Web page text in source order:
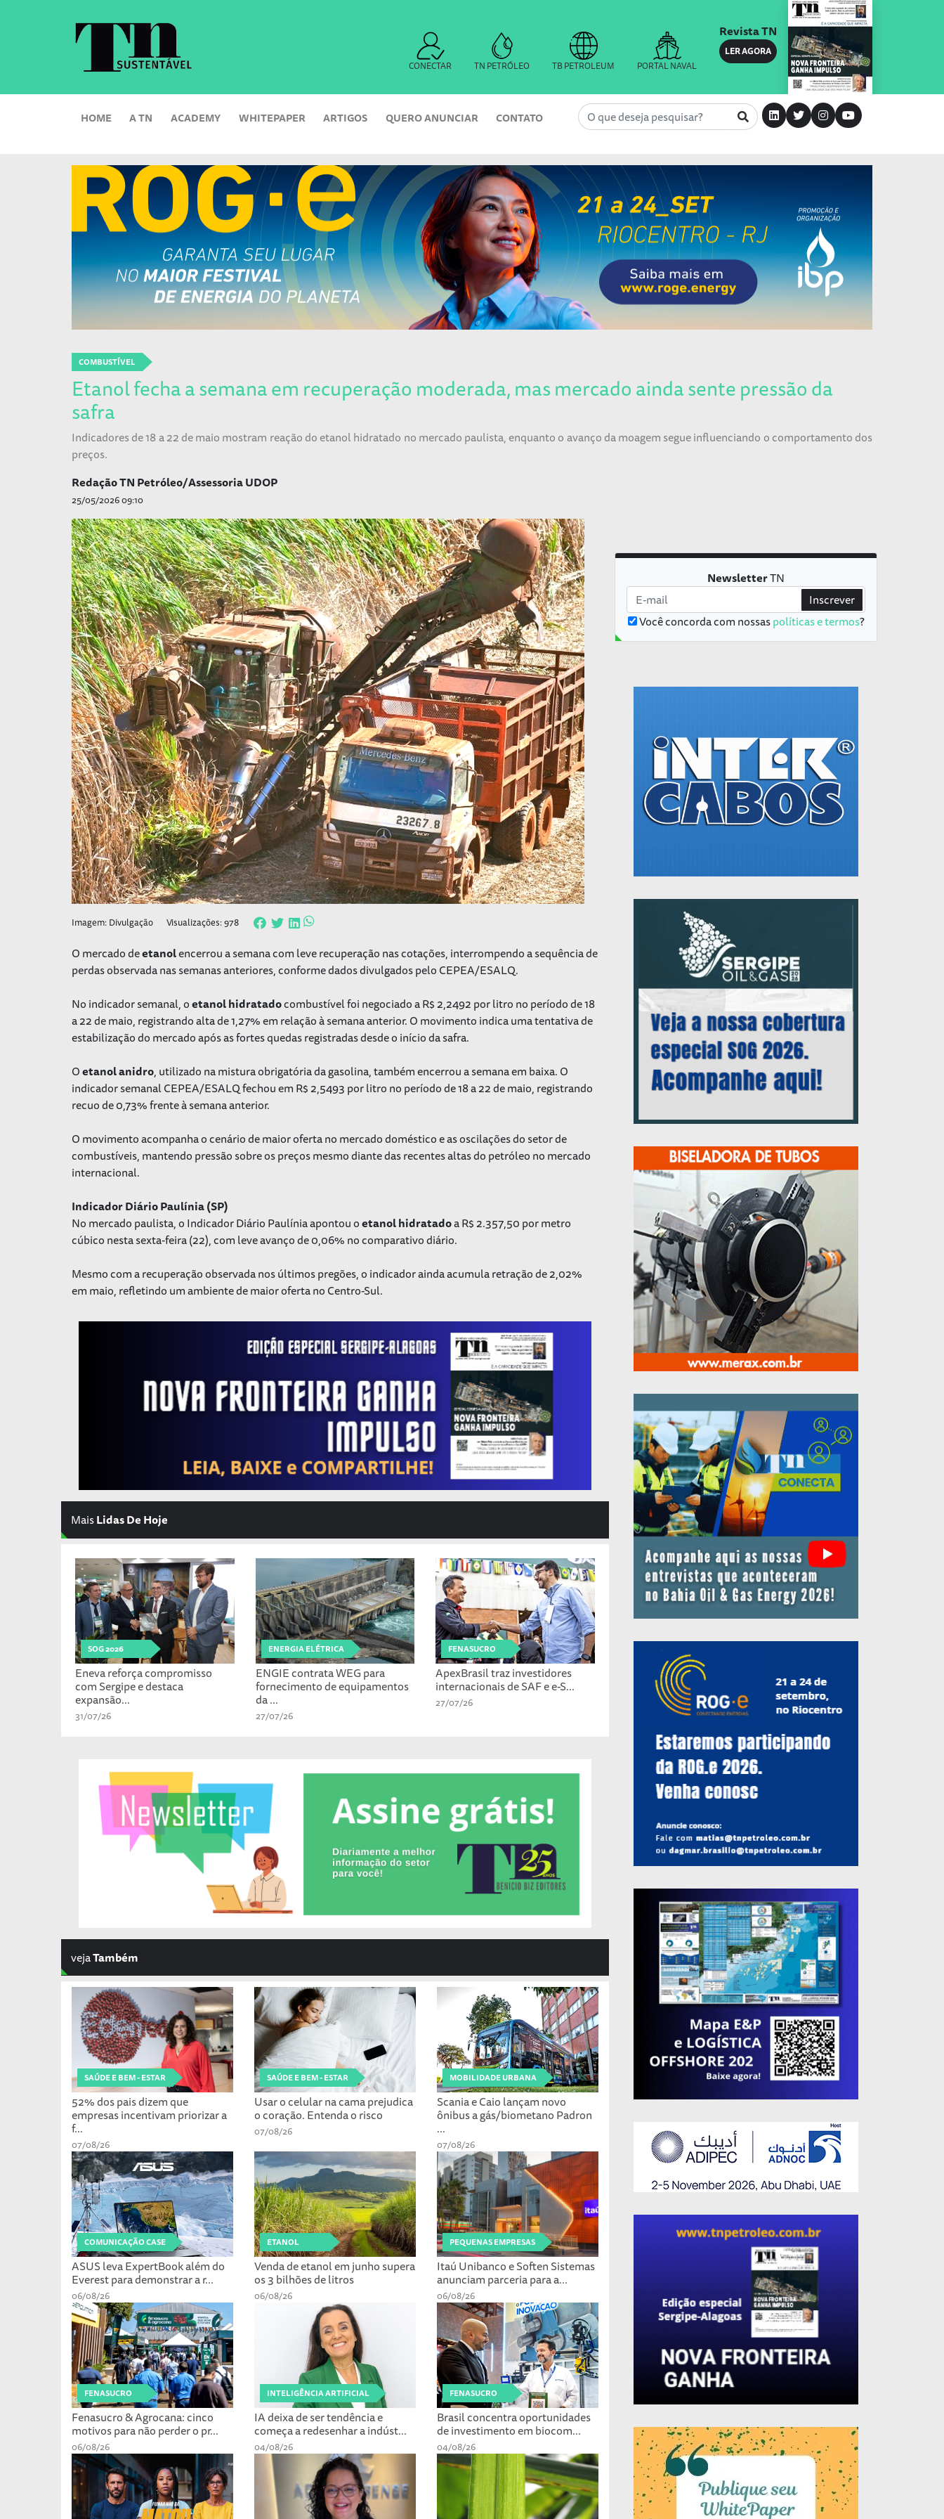
CONECTAR TN PETRÓLEO TB PETROLEUM PORTAL NAVAL
Revista TN
LER AGORA
HOME A TN ACADEMY WHITEPAPER ARTIGOS QUERO ANUNCIAR CONTATO
COMBUSTÍVEL
Etanol fecha a semana em recuperação moderada, mas mercado ainda sente pressão da
safra
Indicadores de 18 a 22 de maio mostram reação do etanol hidratado no mercado paulista, enquanto o avanço da moagem segue influenciando o comportamento dos
preços.
Redação TN Petróleo/Assessoria UDOP
25/05/2026 09:10
Imagem: Divulgação Visualizações: 978
O mercado deetanolencerrou a semana com leve recuperação nas cotações, interrompendo a sequência de
perdas observada nas semanas anteriores, conforme dados divulgados pelo CEPEA/ESALQ.
No indicador semanal, oetanolhidratadocombustível foi negociado a R$ 2,2492 por litro no período de 18
a 22 de maio, registrando alta de 1,27% em relação à semana anterior. O movimento indica uma tentativa de
estabilização do mercado após as fortes quedas registradas desde o início da safra.
Oetanolanidro, utilizado na mistura obrigatória da gasolina, também encerrou a semana em baixa. O
indicador semanal CEPEA/ESALQ fechou em R$ 2,5493 por litro no período de 18 a 22 de maio, registrando
recuo de 0,73% frente à semana anterior.
O movimento acompanha o cenário de maior oferta no mercado doméstico e as oscilações do setor de
combustíveis, mantendo pressão sobre os preços mesmo diante das recentes altas do petróleo no mercado
internacional.
Indicador Diário Paulínia (SP)
No mercado paulista, o Indicador Diário Paulínia apontou oetanolhidratadoa R$ 2.357,50 por metro
cúbico nesta sexta-feira (22), com leve avanço de 0,06% no comparativo diário.
Mesmo com a recuperação observada nos últimos pregões, o indicador ainda acumula retração de 2,02%
em maio, refletindo um ambiente de maior oferta no Centro-Sul.
MaisLidas De Hoje
SOG 2026
Eneva reforça compromisso
com Sergipe e destaca
expansão...
31/07/26
ENERGIA ELÉTRICA
ENGIE contrata WEG para
fornecimento de equipamentos
da ...
27/07/26
FENASUCRO
ApexBrasil traz investidores
internacionais de SAF e e-S...
27/07/26
vejaTambém
SAÚDE E BEM - ESTAR
52% dos pais dizem que
empresas incentivam priorizar a
f...
07/08/26
SAÚDE E BEM - ESTAR
Usar o celular na cama prejudica
o coração. Entenda o risco
07/08/26
MOBILIDADE URBANA
Scania e Caio lançam novo
ônibus a gás/biometano Padron
...
07/08/26
COMUNICAÇÃO CASE
ASUS leva ExpertBook além do
Everest para demonstrar a r...
06/08/26
ETANOL
Venda de etanol em junho supera
os 3 bilhões de litros
06/08/26
PEQUENAS EMPRESAS
Itaú Unibanco e Soften Sistemas
anunciam parceria para a...
06/08/26
FENASUCRO
Fenasucro & Agrocana: cinco
motivos para não perder o pr...
06/08/26
INTELIGÊNCIA ARTIFICIAL
IA deixa de ser tendência e
começa a redesenhar a indúst...
04/08/26
FENASUCRO
Brasil concentra oportunidades
de investimento em biocom...
04/08/26
NewsletterTN
Você concorda com nossaspolíticas e termos?
Inscrever